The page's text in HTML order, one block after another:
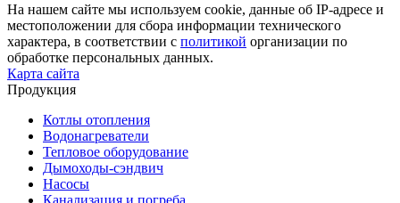
На нашем сайте мы используем cookie, данные об IP-адресе и
местоположении для сбора информации технического
характера, в соответствии с политикой организации по
обработке персональных данных.
Карта сайта
Продукция
Котлы отопления
Водонагреватели
Тепловое оборудование
Дымоходы-сэндвич
Насосы
Канализация и погреба